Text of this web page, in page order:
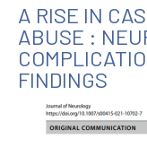
A RISE IN
ABUSE :
FINDINGS